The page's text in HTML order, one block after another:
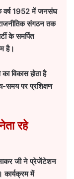
वर्ष 1952 में जनसंघ
संगठन तक
के समर्पित
है।
विकास होता है
समय पर प्रशिक्षण
रहे
जी ने प्रेजेंटेशन
कार्यक्रम में